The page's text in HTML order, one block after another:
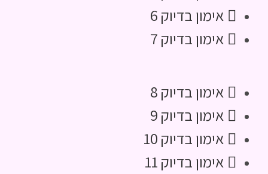
אימון בדיוק 6
אימון בדיוק 7
אימון בדיוק 8
אימון בדיוק 9
אימון בדיוק 10
אימון בדיוק 11